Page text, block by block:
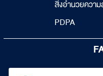
สิ่งอำนวยความ
PDPA